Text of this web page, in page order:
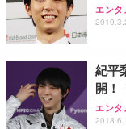
エンタ
紀平
開！
エンタ